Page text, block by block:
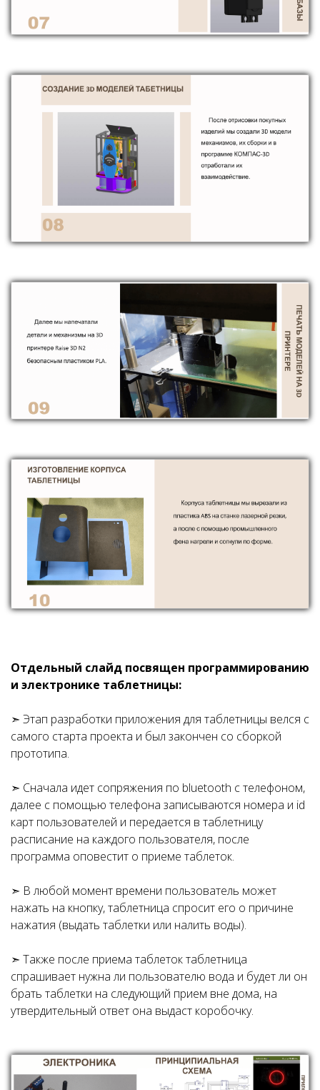
Отдельный слайд посвящен программированию
и электронике таблетницы:
➣ Этап разработки приложения для таблетницы велся с
самого старта проекта и был закончен со сборкой
прототипа.
➣ Сначала идет сопряжения по bluetooth с телефоном,
далее с помощью телефона записываются номера и id
карт пользователей и передается в таблетницу
расписание на каждого пользователя, после
программа оповестит о приеме таблеток.
➣ В любой момент времени пользователь может
нажать на кнопку, таблетница спросит его о причине
нажатия (выдать таблетки или налить воды).
➣ Также после приема таблеток таблетница
спрашивает нужна ли пользователю вода и будет ли он
брать таблетки на следующий прием вне дома, на
утвердительный ответ она выдаст коробочку.